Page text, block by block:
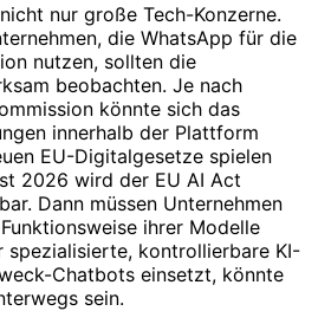
nur große Tech-Konzerne.
die WhatsApp für die
nutzen, sollten die
beobachten. Je nach
könnte sich das
innerhalb der Plattform
EU-Digitalgesetze spielen
2026 wird der EU AI Act
Dann müssen Unternehmen
ihrer Modelle
spezialisierte, kontrollierbare KI-
Chatbots einsetzt, könnte
sein.